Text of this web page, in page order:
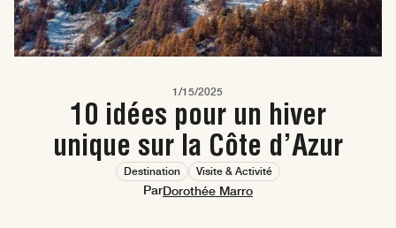
1/15/2025
10 idées pour un hiver
unique sur la Côte d’Azur
Destination Visite & Activité
ParDorothée Marro